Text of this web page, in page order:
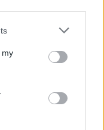
us to third parties
or more Google
including but
You may click to
third-party tags to
my